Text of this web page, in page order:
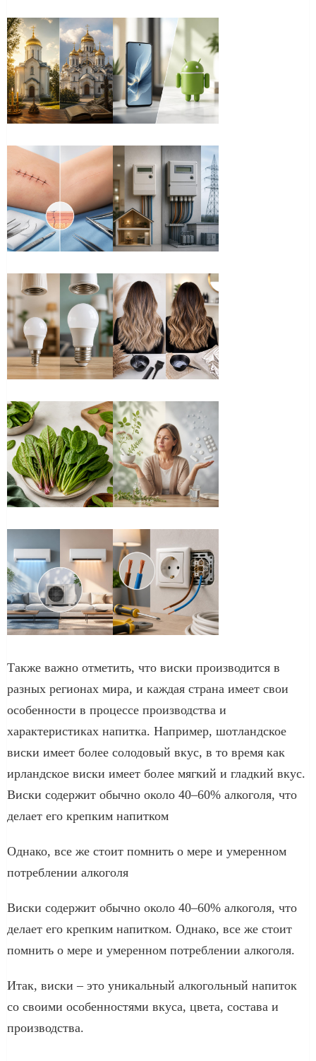
Также важно отметить, что виски производится в
разных регионах мира, и каждая страна имеет свои
особенности в процессе производства и
характеристиках напитка. Например, шотландское
виски имеет более солодовый вкус, в то время как
ирландское виски имеет более мягкий и гладкий вкус.
Виски содержит обычно около 40–60% алкоголя, что
делает его крепким напитком
Однако, все же стоит помнить о мере и умеренном
потреблении алкоголя
Виски содержит обычно около 40–60% алкоголя, что
делает его крепким напитком. Однако, все же стоит
помнить о мере и умеренном потреблении алкоголя.
Итак, виски – это уникальный алкогольный напиток
со своими особенностями вкуса, цвета, состава и
производства.